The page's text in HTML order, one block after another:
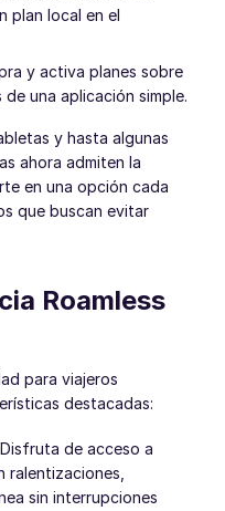
plan local en el
y activa planes sobre
una aplicación simple.
y hasta algunas
ahora admiten la
en una opción cada
que buscan evitar
Roamless
para viajeros
destacadas:
de acceso a
ralentizaciones,
sin interrupciones